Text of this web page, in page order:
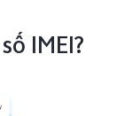
IMEI?